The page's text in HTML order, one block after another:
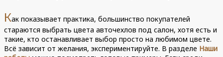
Как показывает практика, большинство покупателей
стараются выбрать цвета авточехлов под салон, хотя есть и
такие, кто останавливает выбор просто на любимом цвете.
Всё зависит от желания, экспериментируйте. В разделе Наши